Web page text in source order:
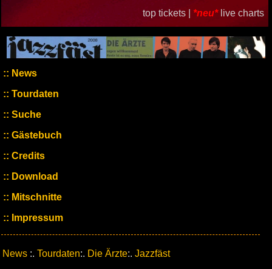
top tickets | *neu* live charts
News
Tourdaten
Suche
Gästebuch
Credits
Download
Mitschnitte
Impressum
News :. Tourdaten:. Die Ärzte:. Jazzfäst